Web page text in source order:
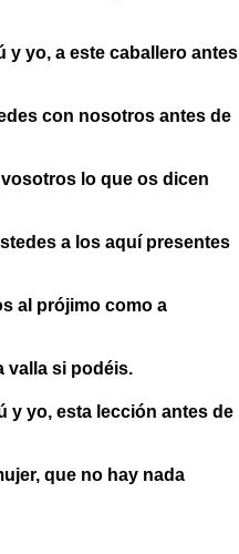
y yo, a este caballero antes
con nosotros antes de
lo que os dicen
a los aquí presentes
al prójimo como a
valla si podéis.
y yo, esta lección antes de
que no hay nada